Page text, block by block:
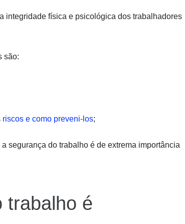
integridade física e psicológica dos trabalhadores
são:
riscos e como preveni-los;
segurança do trabalho é de extrema importância
trabalho é